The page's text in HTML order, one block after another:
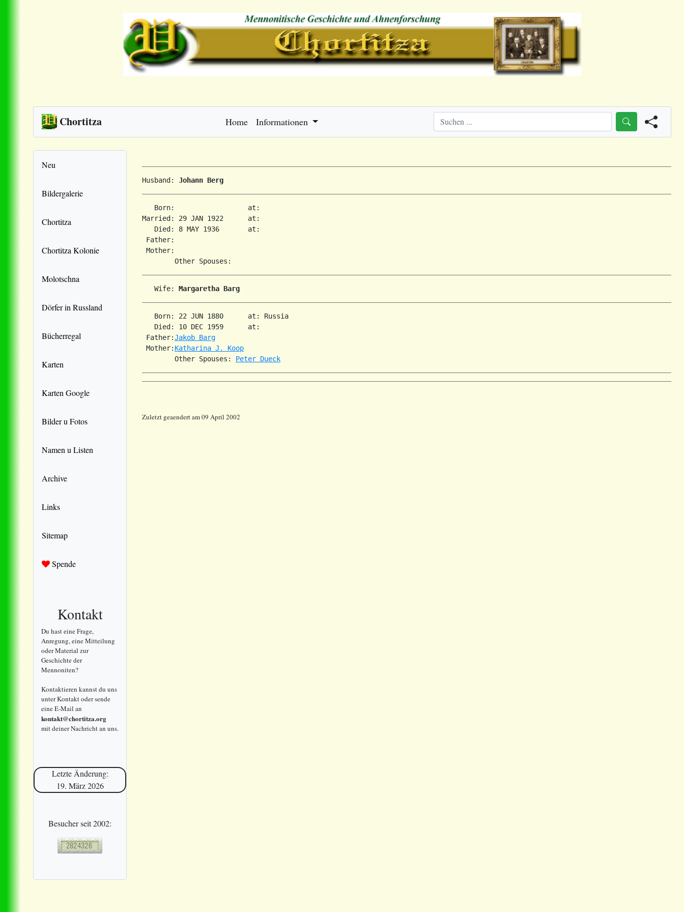
Chortitza Home Informationen
Neu
Bildergalerie
Chortitza
Chortitza Kolonie
Molotschna
Dörfer in Russland
Bücherregal
Karten
Karten Google
Bilder u Fotos
Namen u Listen
Archive
Links
Sitemap
Spende
Kontakt
Du hast eine Frage,
Anregung, eine Mitteilung
oder Material zur
Geschichte der
Mennoniten?
Kontaktieren kannst du uns
unter Kontakt oder sende
eine E-Mail an
kontakt@chortitza.org
mit deiner Nachricht an uns.
Letzte Änderung:
19. März 2026
Besucher seit 2002:
Husband: Johann Berg
   Born:                  at:
Married: 29 JAN 1922      at:
   Died: 8 MAY 1936       at:
Father:
Mother:
   Wife:
Margaretha Barg
   Born: 22 JUN 1880      at: Russia
   Died: 10 DEC 1959      at:
Father:Jakob Barg
Mother: Katharina J. Koop
        Other Spouses:
Peter Dueck
Zuletzt geaendert am 09 April 2002